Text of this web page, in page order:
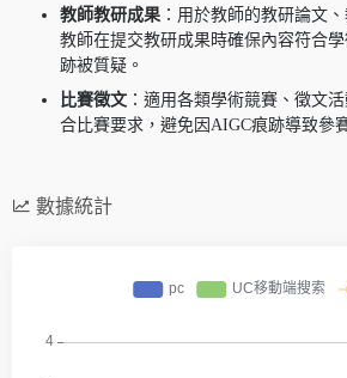
教師教研成果 ：用於教師的教研論文
教師在提交教研成果時確保內容符合
跡被質疑。
比賽徵文 ：適用各類學術競賽、徵文
合比賽要求，避免因AIGC痕跡導致參
數據統計